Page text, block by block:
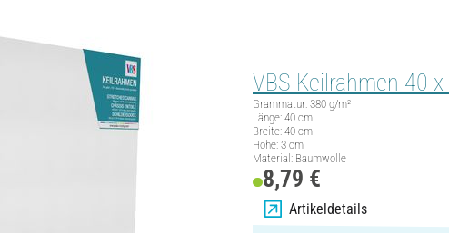
VBS Keilrahmen 40
Grammatur: 380 g/m²
Länge: 40 cm
Breite: 40 cm
Höhe: 3 cm
Material: Baumwolle
8,79 €
Artikeldetails